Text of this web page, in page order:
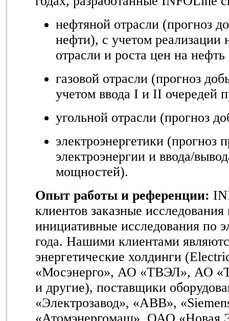
нефтяной отрасли (прогноз
нефти), с учетом реализации
отрасли и роста цен на нефть
газовой отрасли (прогноз
учетом ввода I и II очередей
угольной отрасли (прогноз
электроэнергетики (прогноз
электроэнергии и ввода/
мощностей).
Опыт работы и референции:
клиентов заказные
инициативные исследования по
года. Нашими клиентами
энергетические холдинги
«Мосэнерго», АО «ТВЭЛ», АО
и другие), поставщики
«Электрозавод», «ABB»,